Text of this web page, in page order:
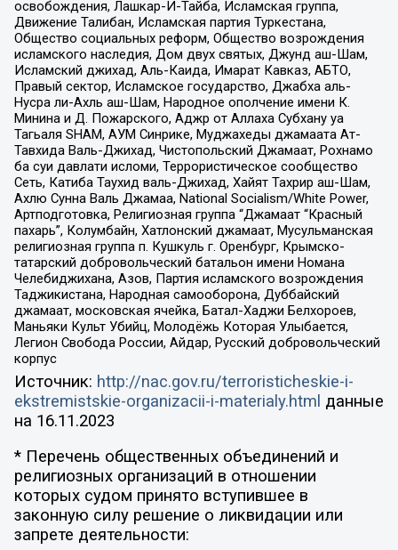
освобождения, Лашкар-И-Тайба, Исламская группа,
Движение Талибан, Исламская партия Туркестана,
Общество социальных реформ, Общество возрождения
исламского наследия, Дом двух святых, Джунд аш-Шам,
Исламский джихад, Аль-Каида, Имарат Кавказ, АБТО,
Правый сектор, Исламское государство, Джабха аль-
Нусра ли-Ахль аш-Шам, Народное ополчение имени К.
Минина и Д. Пожарского, Аджр от Аллаха Субхану уа
Тагьаля SHAM, АУМ Синрике, Муджахеды джамаата Ат-
Тавхида Валь-Джихад, Чистопольский Джамаат, Рохнамо
ба суи давлати исломи, Террористическое сообщество
Сеть, Катиба Таухид валь-Джихад, Хайят Тахрир аш-Шам,
Ахлю Сунна Валь Джамаа, National Socialism/White Power,
Артподготовка, Религиозная группа “Джамаат “Красный
пахарь”, Колумбайн, Хатлонский джамаат, Мусульманская
религиозная группа п. Кушкуль г. Оренбург, Крымско-
татарский добровольческий батальон имени Номана
Челебиджихана, Азов, Партия исламского возрождения
Таджикистана, Народная самооборона, Дуббайский
джамаат, московская ячейка, Батал-Хаджи Белхороев,
Маньяки Культ Убийц, Молодёжь Которая Улыбается,
Легион Свобода России, Айдар, Русский добровольческий
корпус
Источник: http://nac.gov.ru/terroristicheskie-i-
ekstremistskie-organizacii-i-materialy.html данные
на 16.11.2023
* Перечень общественных объединений и
религиозных организаций в отношении
которых судом принято вступившее в
законную силу решение о ликвидации или
запрете деятельности: